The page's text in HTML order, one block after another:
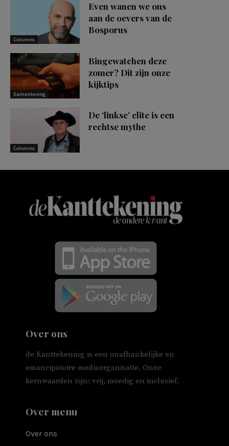
Columns
Even wanen we ons
aan de oevers van de
Bosporus
Samenleving
Bingewatchen deze
zomer? Dit zijn onze
kijktips
Columns
De ‘linkse’ elite is een
rechtse mythe
Over ons
de Kanttekening is een onafhankelijke en
emancipatoire mediaorganisatie. Onze
kernwaarden zijn: vrij, moedig en inclusief.
Over menu
Over ons